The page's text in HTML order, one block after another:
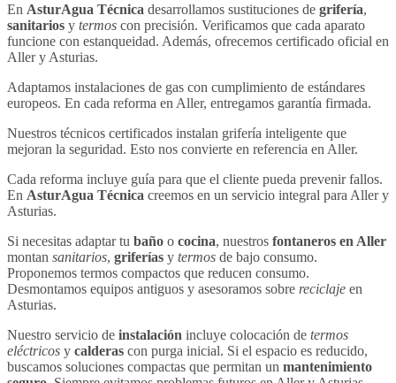
En AsturAgua Técnica desarrollamos sustituciones de grifería,
sanitarios y termos con precisión. Verificamos que cada aparato
funcione con estanqueidad. Además, ofrecemos certificado oficial en
Aller y Asturias.
Adaptamos instalaciones de gas con cumplimiento de estándares
europeos. En cada reforma en Aller, entregamos garantía firmada.
Nuestros técnicos certificados instalan grifería inteligente que
mejoran la seguridad. Esto nos convierte en referencia en Aller.
Cada reforma incluye guía para que el cliente pueda prevenir fallos.
En AsturAgua Técnica creemos en un servicio integral para Aller y
Asturias.
Si necesitas adaptar tu baño o cocina, nuestros fontaneros en Aller
montan sanitarios, griferías y termos de bajo consumo.
Proponemos termos compactos que reducen consumo.
Desmontamos equipos antiguos y asesoramos sobre reciclaje en
Asturias.
Nuestro servicio de instalación incluye colocación de termos
eléctricos y calderas con purga inicial. Si el espacio es reducido,
buscamos soluciones compactas que permitan un mantenimiento